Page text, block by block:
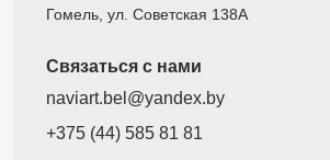
Гомель, ул. Советская 138А
Связаться с нами
naviart.bel@yandex.by
+375 (44) 585 81 81